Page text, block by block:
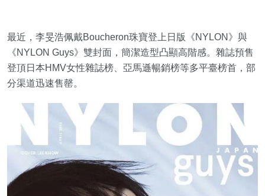
最近，李旻浩佩戴Boucheron珠寶登上日版《NYLON》與
《NYLON Guys》雙封面，簡潔造型凸顯高階感。雜誌預售
登頂日本HMV女性雜誌榜、亞馬遜暢銷榜等多平臺榜首，部
分渠道迅速售罄。